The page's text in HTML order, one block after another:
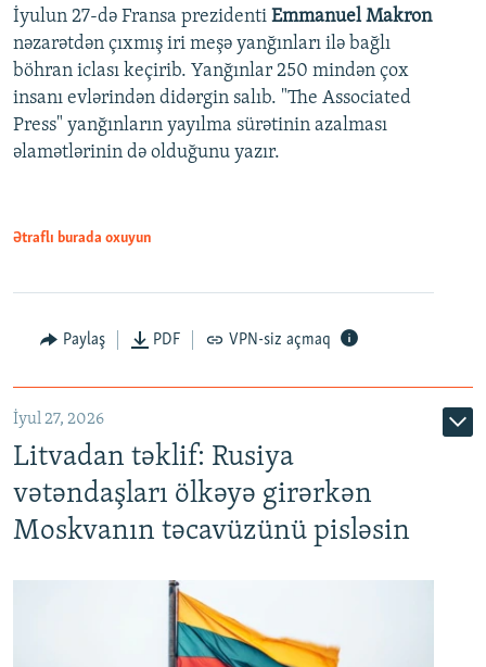
İyulun 27-də Fransa prezidenti Emmanuel Makron
nəzarətdən çıxmış iri meşə yanğınları ilə bağlı
böhran iclası keçirib. Yanğınlar 250 mindən çox
insanı evlərindən didərgin salıb. "The Associated
Press" yanğınların yayılma sürətinin azalması
əlamətlərinin də olduğunu yazır.
Ətraflı burada oxuyun
Paylaş PDF VPN-siz açmaq
İyul 27, 2026
Litvadan təklif: Rusiya
vətəndaşları ölkəyə girərkən
Moskvanın təcavüzünü pisləsin